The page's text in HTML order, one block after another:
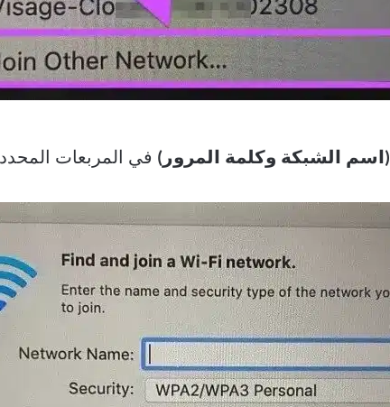
(اسم الشبكة وكلمة المرور) في المربعات